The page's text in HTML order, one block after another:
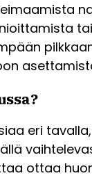
eri
ottaa